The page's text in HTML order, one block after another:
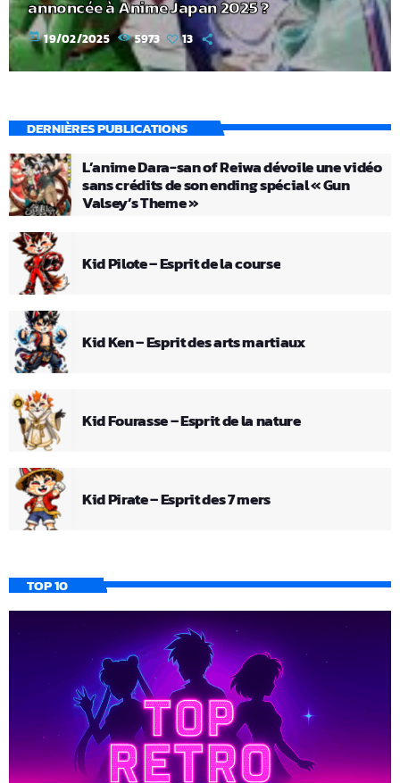
annoncée à Anime Japan 2025 ?
today 19/02/2025 5973 13
DERNIÈRES PUBLICATIONS
L’anime Dara-san of Reiwa dévoile une vidéo
sans crédits de son ending spécial « Gun
Valsey’s Theme »
Kid Pilote – Esprit de la course
Kid Ken – Esprit des arts martiaux
Kid Fourasse – Esprit de la nature
Kid Pirate – Esprit des 7 mers
TOP 10